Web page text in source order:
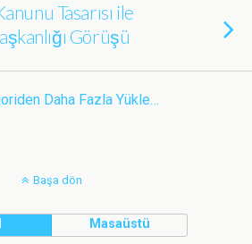
Tasarısı ile
Görüşü
Daha Fazla Yükle…
Başa dön
Masaüstü